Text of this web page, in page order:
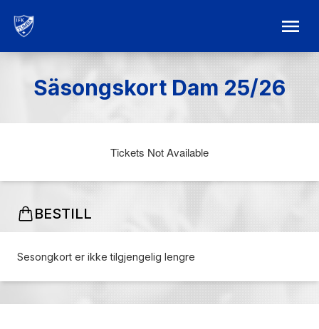
Säsongskort Dam 25/26
Tickets Not Available
BESTILL
Sesongkort er ikke tilgjengelig lengre